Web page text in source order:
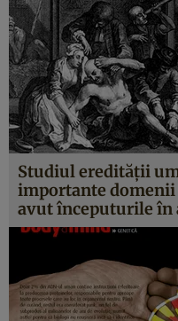
Studiul eredităţii
importante domenii
avut începuturile în